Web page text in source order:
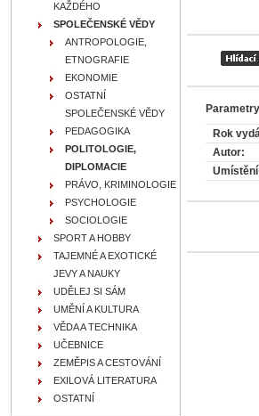
Parametry
Rok
Autor:
KAŽDÉHO
SPOLEČENSKÉ VĚDY
ANTROPOLOGIE,
ETNOGRAFIE
EKONOMIE
OSTATNÍ
SPOLEČENSKÉ VĚDY
PEDAGOGIKA
POLITOLOGIE,
DIPLOMACIE
PRÁVO, KRIMINOLOGIE
PSYCHOLOGIE
SOCIOLOGIE
SPORT A HOBBY
TAJEMNÉ A EXOTICKÉ
JEVY A NAUKY
UDĚLEJ SI SÁM
UMĚNÍ A KULTURA
VĚDA A TECHNIKA
UČEBNICE
ZEMĚPIS A CESTOVÁNÍ
EXILOVÁ LITERATURA
OSTATNÍ